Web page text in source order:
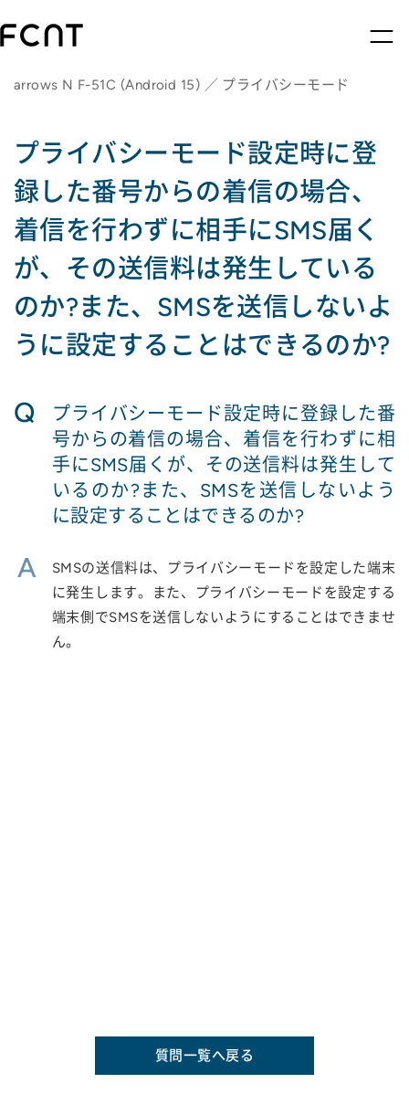
arrows N F-51C (Android 15) ／ プライバシーモード
プライバシーモード設定時に登
録した番号からの着信の場合、
着信を行わずに相手にSMS届く
が、その送信料は発生している
のか?また、SMSを送信しないよ
うに設定することはできるのか?
Q
プライバシーモード設定時に登録した番
号からの着信の場合、着信を行わずに相
手にSMS届くが、その送信料は発生して
いるのか?また、SMSを送信しないよう
に設定することはできるのか?
A
SMSの送信料は、プライバシーモードを設定した端末
に発生します。また、プライバシーモードを設定する
端末側でSMSを送信しないようにすることはできませ
ん。
質問一覧へ戻る